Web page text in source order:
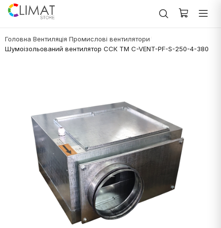
Головна Вентиляція Промислові вентилятори
Шумоізольований вентилятор ССК ТМ C-VENT-PF-S-250-4-380